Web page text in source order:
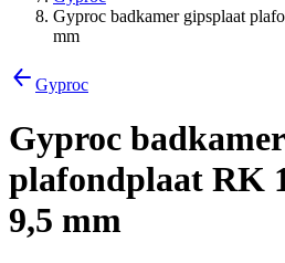
Gyproc badkamer gipsplaat
mm
Gyproc
Gyproc
plafondplaat RK
9,5 mm